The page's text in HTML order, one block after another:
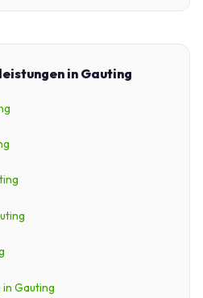
in Gauting
in Gauting